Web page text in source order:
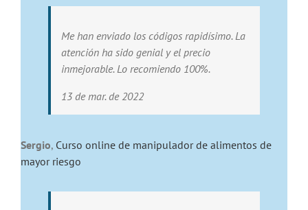
Me han enviado los códigos rapidísimo. La
atención ha sido genial y el precio
inmejorable. Lo recomiendo 100%.
13 de mar. de 2022
Sergio, Curso online de manipulador de alimentos de
mayor riesgo